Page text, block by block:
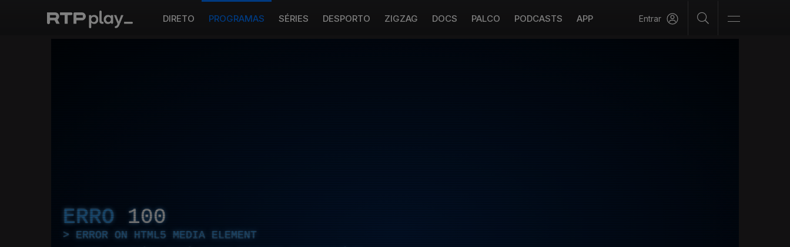
DIRETO PROGRAMAS SÉRIES DESPORTO ZIGZAG DOCS PALCO PODCASTS APP Entrar
ERRO 100
ERROR ON HTML5 MEDIA ELEMENT